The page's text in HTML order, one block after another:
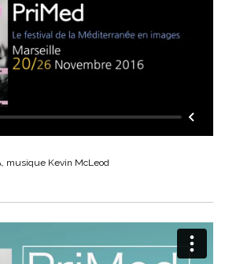
musique Kevin McLeod